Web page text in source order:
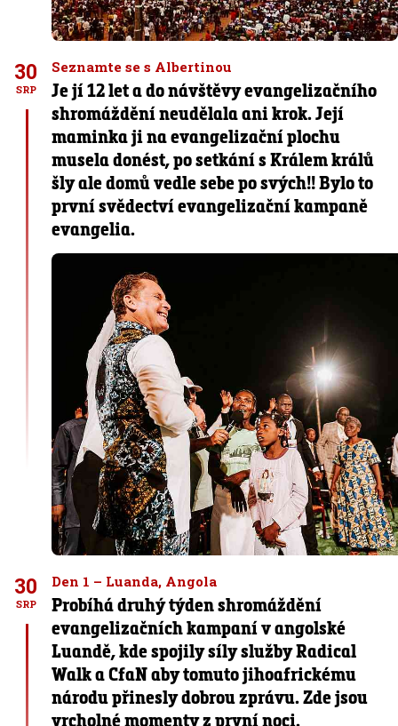
30
SRP
Seznamte se s Albertinou
Je jí 12 let a do návštěvy evangelizačního
shromáždění neudělala ani krok. Její
maminka ji na evangelizační plochu
musela donést, po setkání s Králem králů
šly ale domů vedle sebe po svých!! Bylo to
první svědectví evangelizační kampaně
evangelia.
30
SRP
Den 1 – Luanda, Angola
Probíhá druhý týden shromáždění
evangelizačních kampaní v angolské
Luandě, kde spojily síly služby Radical
Walk a CfaN aby tomuto jihoafrickému
národu přinesly dobrou zprávu. Zde jsou
vrcholné momenty z první noci.